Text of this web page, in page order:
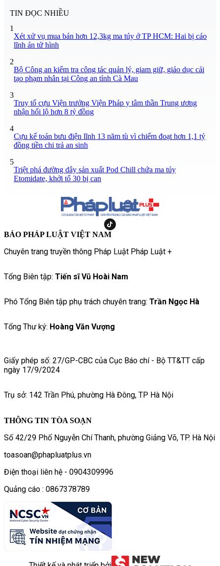
TIN ĐỌC NHIỀU
1
Xét xử vụ mua bán hơn 12,3kg ma túy ở TP HCM: Hai bị cáo
lĩnh án tử hình
2
Bộ Công an kiểm tra công tác quản lý, giam giữ, giáo dục cải
tạo phạm nhân tại Công an tỉnh Cà Mau
3
Truy tố cựu Viện trưởng Viện Pháp y tâm thần Trung ương
nhận hối lộ hơn 8 tỷ đồng
4
Cựu kế toán bưu điện lĩnh 13 năm tù vì chiếm đoạt hơn 1,1 tỷ
đồng tiền chi trả an sinh
5
Triệt phá đường dây sản xuất Pod Chill chứa ma túy
Etomidate, khởi tố 30 bị can
BÁO PHÁP LUẬT VIỆT NAM
Chuyên trang truyền thông Pháp Luật Pháp Luật +
Tổng Biên tập: Tiến sĩ Vũ Hoài Nam
Phó Tổng Biên tập phụ trách chuyên trang: Trần Ngọc Hà
Tổng Thư ký: Hoàng Văn Vượng
Giấy phép số: 27/GP-CBC của Cục Báo chí - Bộ TT&TT cấp
ngày 17/9/2024
Trụ sở: 142 Trần Phú, phường Hà Đông, TP Hà Nội
THÔNG TIN TÒA SOẠN
Số 42/29 Phố Nguyễn Chí Thanh, phường Giảng Võ, TP. Hà Nội
toasoan@phapluatplus.vn
Điện thoại liên hệ - 0904309996
Quảng cáo : 0867378789